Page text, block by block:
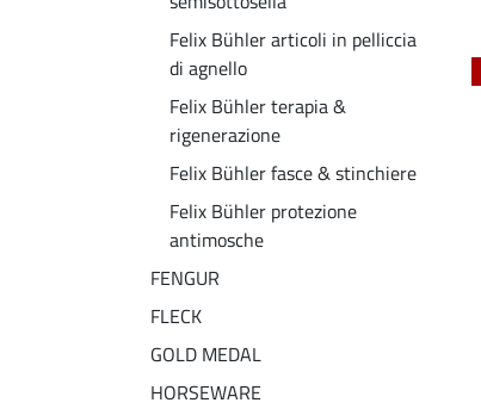
Felix Bühler articoli in pelliccia
di agnello
Felix Bühler terapia &
rigenerazione
Felix Bühler fasce & stinchiere
Felix Bühler protezione
antimosche
FENGUR
FLECK
GOLD MEDAL
HORSEWARE